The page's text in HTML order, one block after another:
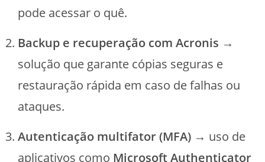
pode acessar o quê.
Backup e recuperação com Acronis →
solução que garante cópias seguras e
restauração rápida em caso de falhas ou
ataques.
Autenticação multifator (MFA) → uso de
aplicativos como Microsoft Authenticator